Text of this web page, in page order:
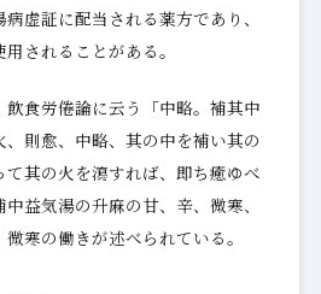
虚証に配当される薬方であり、
されることがある。
食労倦論に云う「中略。補其中
則愈、中略、其の中を補い其の
其の火を瀉すれば、即ち癒ゆべ
益気湯の升麻の甘、辛、微寒、
寒の働きが述べられている。